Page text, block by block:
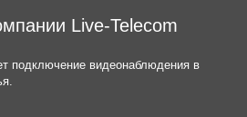
Live-Telecom
подключение видеонаблюдения в